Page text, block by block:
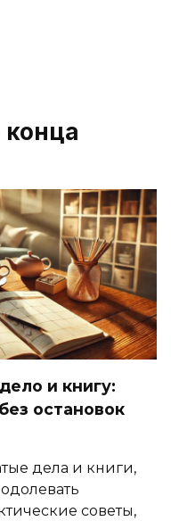
конца
и книгу:
остановок
дела и книги,
советы,